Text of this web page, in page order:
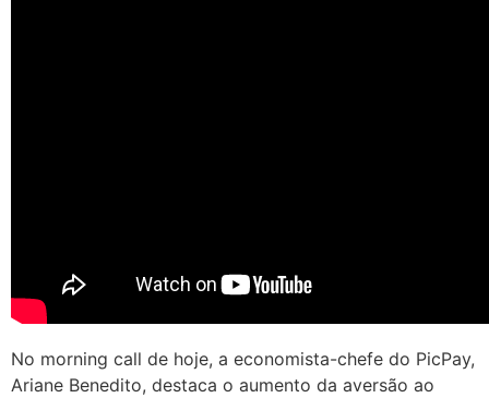
No morning call de hoje, a economista-chefe do PicPay,
Ariane Benedito, destaca o aumento da aversão ao